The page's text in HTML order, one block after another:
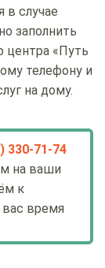
в случае
заполнить
центра «Путь
телефону и
на дому.
330-71-74
на ваши
к
вас время